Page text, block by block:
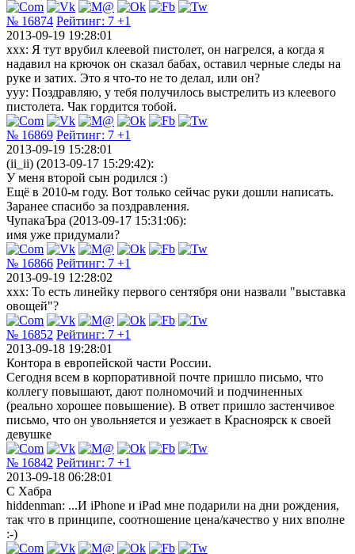
№ 16874 Рейтинг: 7 +1
2013-09-19 19:28:01
xxx: Я тут врубил клеевой пистолет, он нагрелся, а когда я
надавил на крючок он сказал бабах, оставил черные следы на
руке и затих. Это я что-то не то делал, или он?
yyy: Поздравляю, у тебя получилось выстрелить из клеевого
пистолета. Чак гордится тобой.
№ 16869 Рейтинг: 7 +1
2013-09-19 15:28:01
(ii_ii) (2013-09-17 15:29:42):
У меня второй сын родился :)
Ещё в 2010-м году. Вот только сейчас руки дошли написать.
Заранее спасибо за поздравления.
ЧупакаЪра (2013-09-17 15:31:06):
имя уже придумали?
№ 16866 Рейтинг: 7 +1
2013-09-19 12:28:02
xxx: То есть линейку первого сентября они назвали "выставка
овощей"?
№ 16852 Рейтинг: 7 +1
2013-09-18 19:28:01
Контора в европейской части России.
Сегодня всем в корпоративной почте пришло письмо, что
коллегу повышают, дают полномочий и подчиненных
(реально хорошее повышение). В ответ пришло застенчивое
письмо, что он увольняется и уезжает в Красноярск к своей
девушке
№ 16842 Рейтинг: 7 +1
2013-09-18 06:28:01
С Хабра
hiddenman: ...И iPhone и iPad мне подарили на дни рождения,
так что в принципе, соотношение цена/качество у них вполне
:-)